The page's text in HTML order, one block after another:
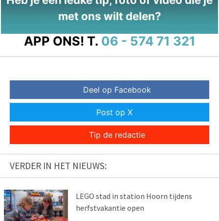
met ons wilt delen?
APP ONS! T. 06 - 574 71 321
Deel op Facebook
Post op X
Tip de redactie
VERDER IN HET NIEUWS:
LEGO stad in station Hoorn tijdens
herfstvakantie open